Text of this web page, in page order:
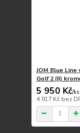
JOM Blue
Golf 2 (II)
5 950 Kč/ks
4 917 Kč bez